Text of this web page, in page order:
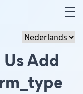
Add